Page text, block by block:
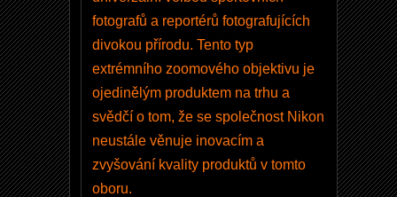
fotografů a reportérů fotografujících
divokou přírodu. Tento typ
extrémního zoomového objektivu je
ojedinělým produktem na trhu a
svědčí o tom, že se společnost Nikon
neustále věnuje inovacím a
zvyšování kvality produktů v tomto
oboru.
k
o
n
P
i
c
t
u